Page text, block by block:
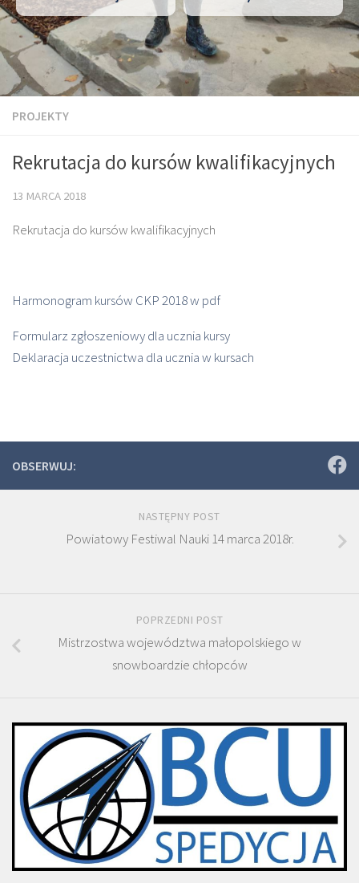
PROJEKTY
Rekrutacja do kursów kwalifikacyjnych
13 MARCA 2018
Rekrutacja do kursów kwalifikacyjnych
Harmonogram kursów CKP 2018 w pdf
Formularz zgłoszeniowy dla ucznia kursy
Deklaracja uczestnictwa dla ucznia w kursach
OBSERWUJ:
NASTĘPNY POST
Powiatowy Festiwal Nauki 14 marca 2018r.
POPRZEDNI POST
Mistrzostwa województwa małopolskiego w
snowboardzie chłopców